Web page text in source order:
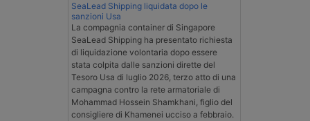
SeaLead Shipping liquidata dopo le
sanzioni Usa
La compagnia container di Singapore
SeaLead Shipping ha presentato richiesta
di liquidazione volontaria dopo essere
stata colpita dalle sanzioni dirette del
Tesoro Usa di luglio 2026, terzo atto di una
campagna contro la rete armatoriale di
Mohammad Hossein Shamkhani, figlio del
consigliere di Khamenei ucciso a febbraio.